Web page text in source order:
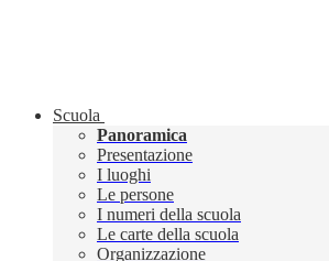
Scuola
Panoramica
Presentazione
I luoghi
Le persone
I numeri della scuola
Le carte della scuola
Organizzazione